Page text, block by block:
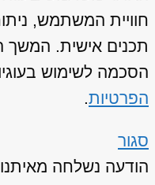
חוויית המשתמש,
תכנים אישית. המשך
הסכמה לשימוש
הפרטיות.
סגור
הודעה נשלחה מאיתנו